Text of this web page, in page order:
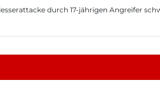
durch 17-jährigen Angreifer